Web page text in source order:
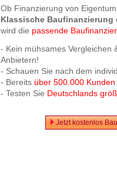
Ob Finanzierung von
Klassische Baufinanzierung
wird die passende
- Kein mühsames Vergleichen
Anbietern!
- Schauen Sie nach dem
- Bereits über 500.000 Kunden
- Testen Sie Deutschlands
Jetzt kostenlos